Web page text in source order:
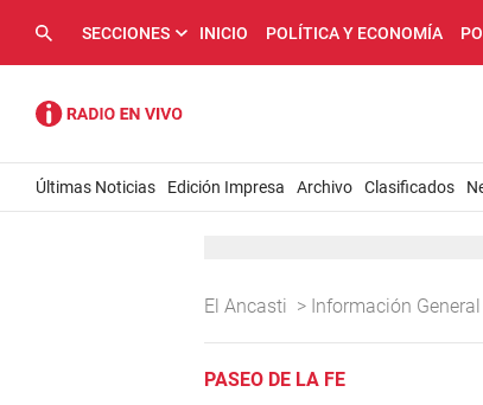
SECCIONES INICIO POLÍTICA Y ECONOMÍA
Últimas Noticias Edición Impresa Archivo Clasificados
El Ancasti > Información General
PASEO DE LA FE